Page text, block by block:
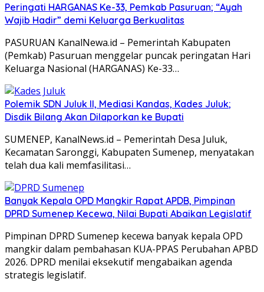
Peringati HARGANAS Ke-33, Pemkab Pasuruan; “Ayah
Wajib Hadir” demi Keluarga Berkualitas
PASURUAN KanalNewa.id – Pemerintah Kabupaten
(Pemkab) Pasuruan menggelar puncak peringatan Hari
Keluarga Nasional (HARGANAS) Ke-33…
Polemik SDN Juluk II, Mediasi Kandas, Kades Juluk;
Disdik Bilang Akan Dilaporkan ke Bupati
SUMENEP, KanalNews.id – Pemerintah Desa Juluk,
Kecamatan Saronggi, Kabupaten Sumenep, menyatakan
telah dua kali memfasilitasi…
Banyak Kepala OPD Mangkir Rapat APDB, Pimpinan
DPRD Sumenep Kecewa, Nilai Bupati Abaikan Legislatif
Pimpinan DPRD Sumenep kecewa banyak kepala OPD
mangkir dalam pembahasan KUA-PPAS Perubahan APBD
2026. DPRD menilai eksekutif mengabaikan agenda
strategis legislatif.